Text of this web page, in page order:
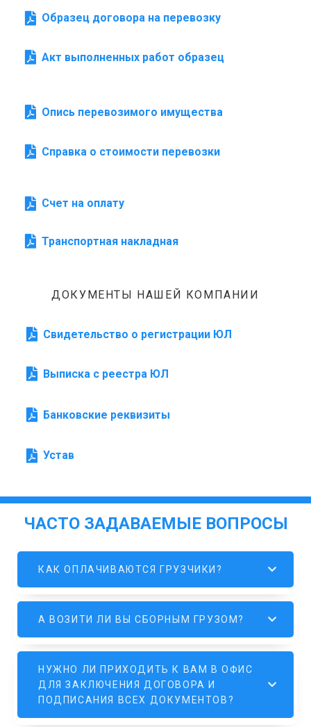
Образец договора на перевозку
Акт выполненных работ образец
Опись перевозимого имущества
Справка о стоимости перевозки
Счет на оплату
Транспортная накладная
ДОКУМЕНТЫ НАШЕЙ КОМПАНИИ
Свидетельство о регистрации ЮЛ
Выписка с реестра ЮЛ
Банковские реквизиты
Устав
ЧАСТО ЗАДАВАЕМЫЕ ВОПРОСЫ
КАК ОПЛАЧИВАЮТСЯ ГРУЗЧИКИ?
А ВОЗИТИ ЛИ ВЫ СБОРНЫМ ГРУЗОМ?
НУЖНО ЛИ ПРИХОДИТЬ К ВАМ В ОФИС
ДЛЯ ЗАКЛЮЧЕНИЯ ДОГОВОРА И
ПОДПИСАНИЯ ВСЕХ ДОКУМЕНТОВ?